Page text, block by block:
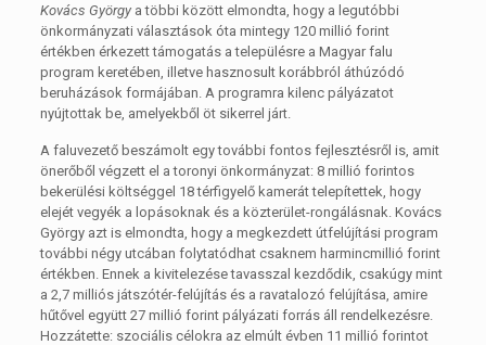
Kovács Györgya többi között elmondta, hogy a legutóbbi
önkormányzati választások óta mintegy 120 millió forint
értékben érkezett támogatás a településre a Magyar falu
program keretében, illetve hasznosult korábbról áthúzódó
beruházások formájában. A programra kilenc pályázatot
nyújtottak be, amelyekből öt sikerrel járt.
A faluvezető beszámolt egy további fontos fejlesztésről is, amit
önerőből végzett el a toronyi önkormányzat: 8 millió forintos
bekerülési költséggel 18 térfigyelő kamerát telepítettek, hogy
elejét vegyék a lopásoknak és a közterület-rongálásnak. Kovács
György azt is elmondta, hogy a megkezdett útfelújítási program
további négy utcában folytatódhat csaknem harmincmillió forint
értékben. Ennek a kivitelezése tavasszal kezdődik, csakúgy mint
a 2,7 milliós játszótér-felújítás és a ravatalozó felújítása, amire
hűtővel együtt 27 millió forint pályázati forrás áll rendelkezésre.
Hozzátette: szociális célokra az elmúlt évben 11 millió forintot